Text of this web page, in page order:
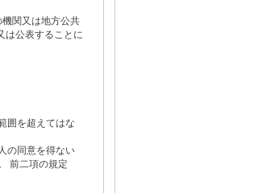
関又は地方公共
は公表することに
囲を超えてはな
の同意を得ない
前二項の規定